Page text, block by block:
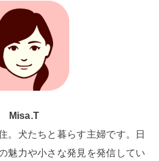
Misa.T
。犬たちと暮らす主婦です。日
魅力や小さな発見を発信してい